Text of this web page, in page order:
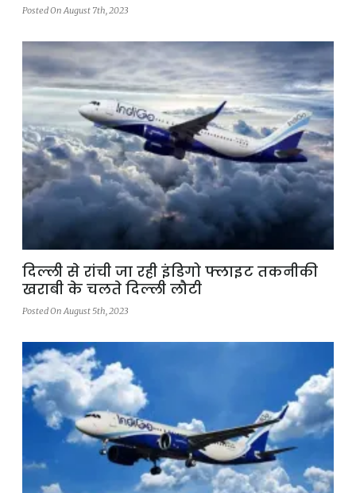
Posted On August 7th, 2023
दिल्ली से रांची जा रही इंडिगो फ्लाइट तकनीकी
खराबी के चलते दिल्ली लौटी
Posted On August 5th, 2023